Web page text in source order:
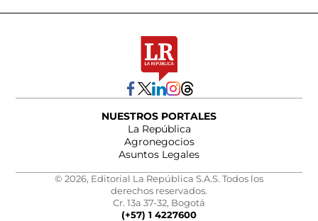
NUESTROS PORTALES
La República
Agronegocios
Asuntos Legales
© 2026, Editorial La República S.A.S. Todos los
derechos reservados.
Cr. 13a 37-32, Bogotá
(+57) 1 4227600